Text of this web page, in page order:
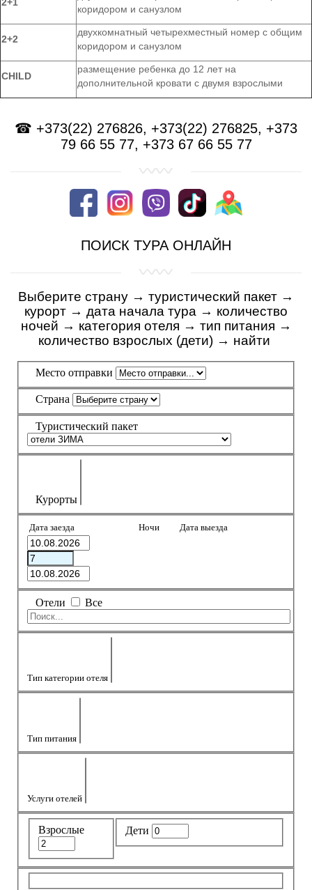
коридором и санузлом
2+2
двухкомнатный четырехместный номер с общим
коридором и санузлом
CHILD
размещение ребенка до 12 лет на
дополнительной кровати с двумя взрослыми
☎ +373(22) 276826, +373(22) 276825, +373
79 66 55 77, +373 67 66 55 77
ПОИСК ТУРА ОНЛАЙН
Выберите страну → туристический пакет →
курорт → дата начала тура → количество
ночей → категория отеля → тип питания →
количество взрослых (дети) → найти